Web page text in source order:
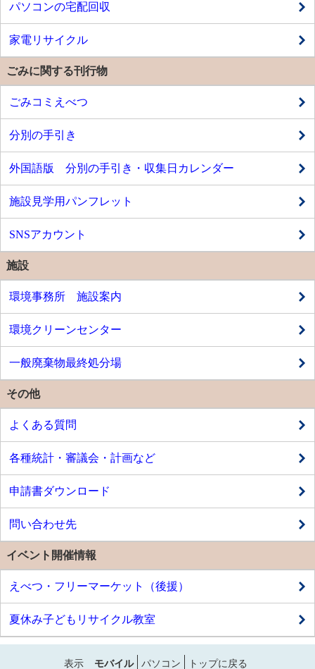
パソコンの宅配回収
家電リサイクル
ごみに関する刊行物
ごみコミえべつ
分別の手引き
外国語版 分別の手引き・収集日カレンダー
施設見学用パンフレット
SNSアカウント
施設
環境事務所 施設案内
環境クリーンセンター
一般廃棄物最終処分場
その他
よくある質問
各種統計・審議会・計画など
申請書ダウンロード
問い合わせ先
イベント開催情報
えべつ・フリーマーケット（後援）
夏休み子どもリサイクル教室
表示 モバイル パソコン トップに戻る